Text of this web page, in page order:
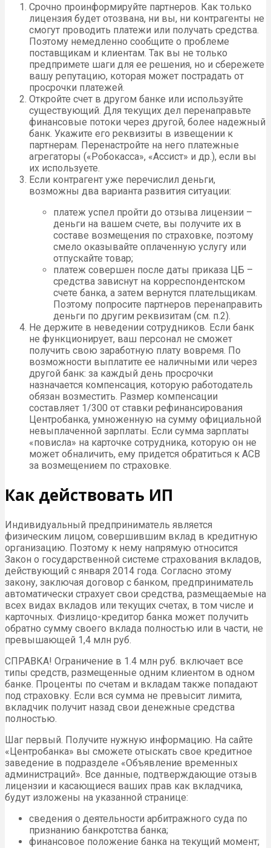
Срочно проинформируйте партнеров. Как только
лицензия будет отозвана, ни вы, ни контрагенты не
смогут проводить платежи или получать средства.
Поэтому немедленно сообщите о проблеме
поставщикам и клиентам. Так вы не только
предпримете шаги для ее решения, но и сбережете
вашу репутацию, которая может пострадать от
просрочки платежей.
Откройте счет в другом банке или используйте
существующий. Для текущих дел перенаправьте
финансовые потоки через другой, более надежный
банк. Укажите его реквизиты в извещении к
партнерам. Перенастройте на него платежные
агрегаторы («Робокасса», «Ассист» и др.), если вы
их используете.
Если контрагент уже перечислил деньги,
возможны два варианта развития ситуации:
платеж успел пройти до отзыва лицензии –
деньги на вашем счете, вы получите их в
составе возмещения по страховке, поэтому
смело оказывайте оплаченную услугу или
отпускайте товар;
платеж совершен после даты приказа ЦБ –
средства зависнут на корреспондентском
счете банка, а затем вернутся плательщикам.
Поэтому попросите партнеров перенаправить
деньги по другим реквизитам (см. п.2).
Не держите в неведении сотрудников. Если банк
не функционирует, ваш персонал не сможет
получить свою заработную плату вовремя. По
возможности выплатите ее наличными или через
другой банк: за каждый день просрочки
назначается компенсация, которую работодатель
обязан возместить. Размер компенсации
составляет 1/300 от ставки рефинансирования
Центробанка, умноженную на сумму официальной
невыплаченной зарплаты. Если сумма зарплаты
«повисла» на карточке сотрудника, которую он не
может обналичить, ему придется обратиться к АСВ
за возмещением по страховке.
Как действовать ИП
Индивидуальный предприниматель является
физическим лицом, совершившим вклад в кредитную
организацию. Поэтому к нему напрямую относится
Закон о государственной системе страхования вкладов,
действующий с января 2014 года. Согласно этому
закону, заключая договор с банком, предприниматель
автоматически страхует свои средства, размещаемые на
всех видах вкладов или текущих счетах, в том числе и
карточных. Физлицо-кредитор банка может получить
обратно сумму своего вклада полностью или в части, не
превышающей 1,4 млн руб.
СПРАВКА! Ограничение в 1.4 млн руб. включает все
типы средств, размещенные одним клиентом в одном
банке. Проценты по счетам и вкладам также попадают
под страховку. Если вся сумма не превысит лимита,
вкладчик получит назад свои денежные средства
полностью.
Шаг первый. Получите нужную информацию. На сайте
«Центробанка» вы сможете отыскать свое кредитное
заведение в подразделе «Объявление временных
администраций». Все данные, подтверждающие отзыв
лицензии и касающиеся ваших прав как вкладчика,
будут изложены на указанной странице:
сведения о деятельности арбитражного суда по
признанию банкротства банка;
финансовое положение банка на текущий момент;